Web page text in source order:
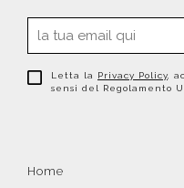
Letta la Privacy Policy ,
sensi del Regolamento
Home